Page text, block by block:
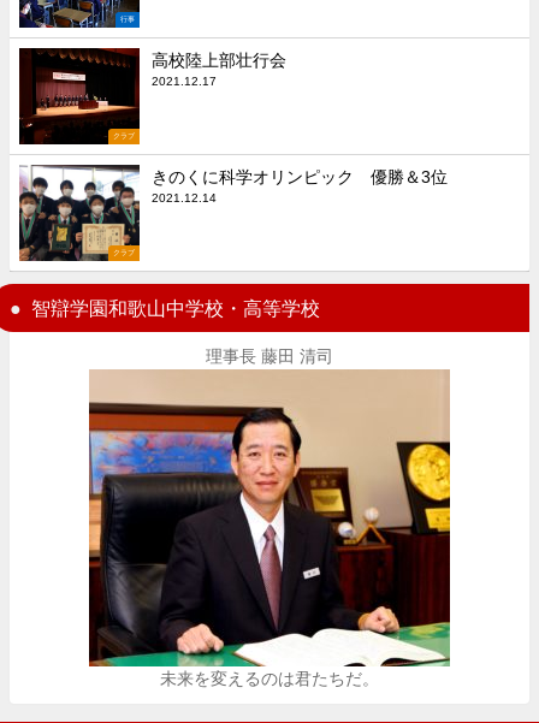
行事
クラブ
高校陸上部壮行会
2021.12.17
クラブ
きのくに科学オリンピック 優勝＆3位
2021.12.14
智辯学園和歌山中学校・高等学校
理事長 藤田 清司
未来を変えるのは君たちだ。